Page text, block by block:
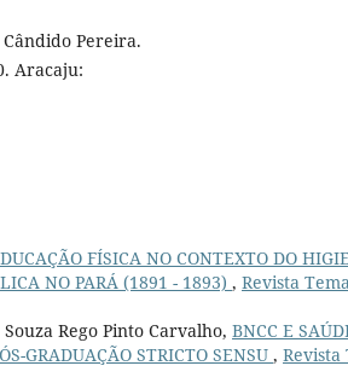
Cândido Pereira.
Aracaju:
FÍSICA NO CONTEXTO DO
NO PARÁ (1891 - 1893) , Revista
Rego Pinto Carvalho, BNCC E
GRADUAÇÃO STRICTO SENSU , Revista